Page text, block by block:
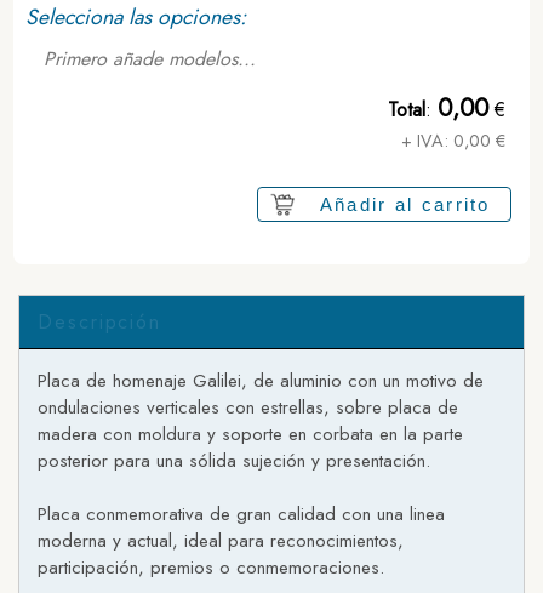
Selecciona las opciones:
Primero añade modelos...
Total: 0,00€
+ IVA: 0,00 €
Añadir al carrito
Descripción
Placa de homenaje Galilei, de aluminio con un motivo de
ondulaciones verticales con estrellas, sobre placa de
madera con moldura y soporte en corbata en la parte
posterior para una sólida sujeción y presentación.
Placa conmemorativa de gran calidad con una linea
moderna y actual, ideal para reconocimientos,
participación, premios o conmemoraciones.